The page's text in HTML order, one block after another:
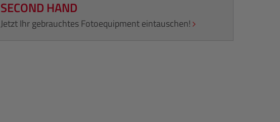
SECOND HAND
Jetzt Ihr gebrauchtes Fotoequipment eintauschen!